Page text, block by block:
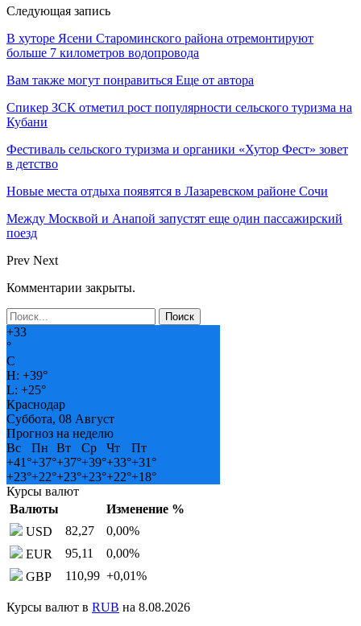
Следующая запись
В хуторе Ясени Староминского района отремонтируют
больше 7 километров водопровода
Вам также могут понравиться Еще от автора
Спикер ЗСК отметил рост популярности сельского туризма на
Кубани
Фестиваль сельского туризма и органики «Хутор Фест» зовет
в детство
Новые места отдыха появятся в Лазаревском районе Сочи
Между Москвой и Анапой запустят еще один пассажирский
поезд
Prev Next
Комментарии закрыты.
+33
°
C
H: +39°
L: +25°
Краснодар
Суббота, 08 Август
Прогноз на неделю
Вс
Пн Вт Ср Чт
Пт
+41°+37°+37°+39°+33°+31°
+23°+22°+23°+23°+22°+18°
Курсы валют
Валюты
Изменение %
USD
82,27 0,00%
EUR
95,11 0,00%
GBP
110,99 +0,01%
Курсы валют в RUB на 8.08.2026